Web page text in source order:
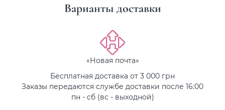
Варианты доставки
«Новая почта»
Бесплатная доставка от 3 000 грн
Заказы передаются службе доставки после 16:00
пн - сб (вс - выходной)